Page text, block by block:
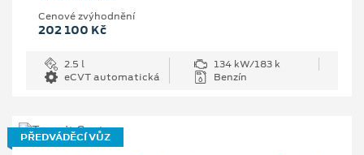
Cenové zvýhodnění
202 100 Kč
2.5 l
134 kW/183 k
eCVT automatická
Benzín
PŘEDVÁDĚCÍ VŮZ